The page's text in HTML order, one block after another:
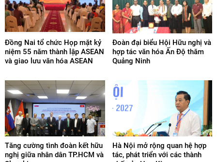
Đồng Nai tổ chức Họp mặt kỷ
niệm 55 năm thành lập ASEAN
và giao lưu văn hóa ASEAN
Đoàn đại biểu Hội Hữu nghị và
hợp tác văn hóa Ấn Độ thăm
Quảng Ninh
Tăng cường tình đoàn kết hữu
nghị giữa nhân dân TP.HCM và
Hà Nội mở rộng quan hệ hợp
tác, phát triển với các thành